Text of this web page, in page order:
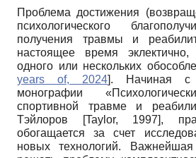
Проблема достижения
психологического
получения травмы и
настоящее время эклектично,
одного или нескольких
years of, 2024]. Начиная с
монографии
спортивной травме и
Тэйлоров
[Taylor, 1997],
обогащается за счет
новых технологий.